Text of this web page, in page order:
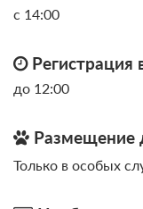
с 14:00
Регистрация
до 12:00
Размещение
Только в особых